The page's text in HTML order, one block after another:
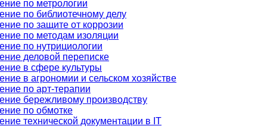
по метрологии
по библиотечному делу
по защите от коррозии
по методам изоляции
по нутрициологии
деловой переписке
в сфере культуры
в агрономии и сельском хозяйстве
по арт-терапии
бережливому производству
по обмотке
технической документации в IT